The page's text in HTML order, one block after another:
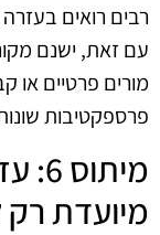
עם זאת, ישנם
מורים פרטיים או
פרספקטיבות
מיועדת רק